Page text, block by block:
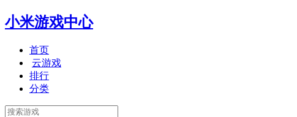
小米游戏中心
首页
云游戏
排行
分类